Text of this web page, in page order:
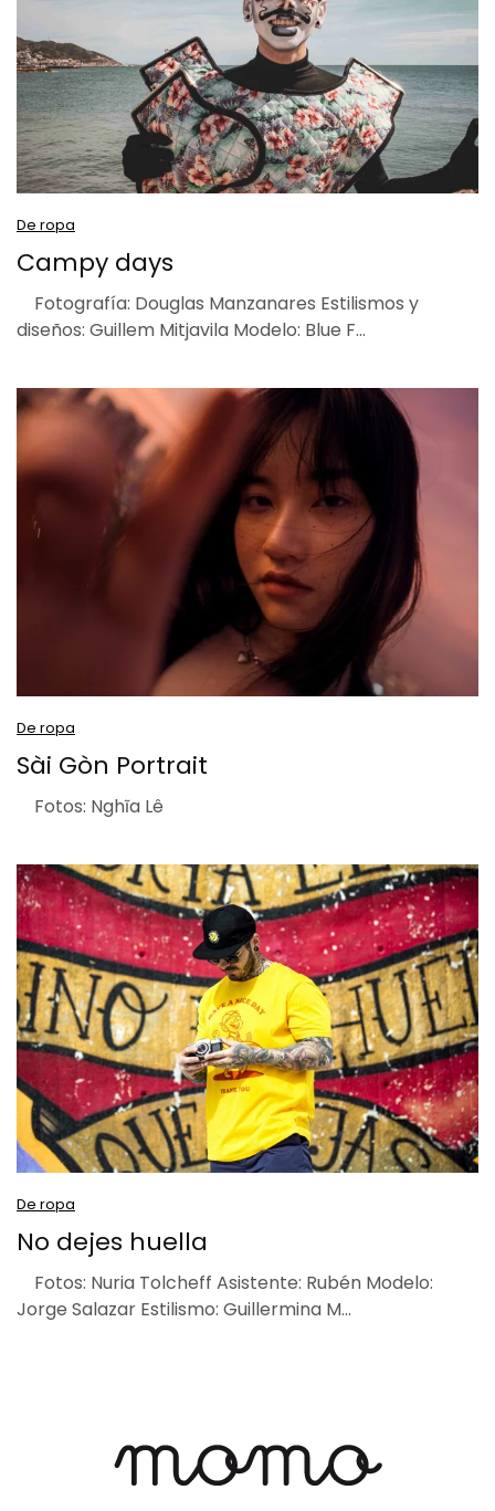
De ropa
Campy days
Fotografía: Douglas Manzanares Estilismos y
diseños: Guillem Mitjavila Modelo: Blue F…
De ropa
Sài Gòn Portrait
Fotos: Nghĩa Lê
De ropa
No dejes huella
Fotos: Nuria Tolcheff Asistente: Rubén Modelo:
Jorge Salazar Estilismo: Guillermina M…